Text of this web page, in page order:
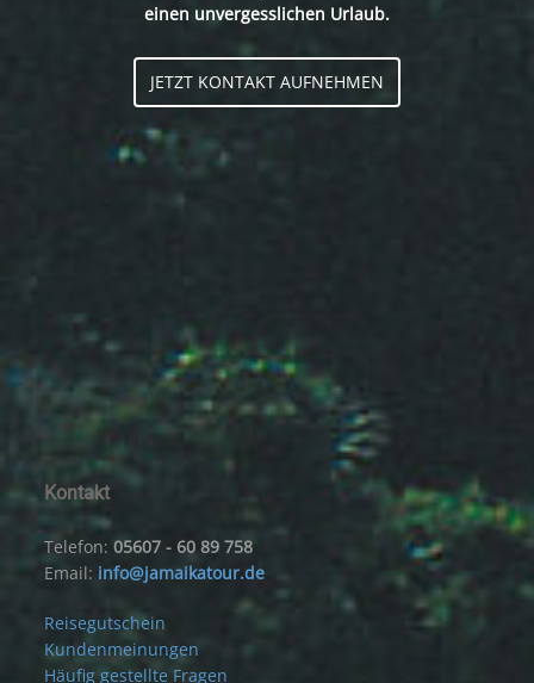
einen unvergesslichen Urlaub.
JETZT KONTAKT AUFNEHMEN
Kontakt
Telefon:05607 - 60 89 758
Email: info@jamaikatour.de
Reisegutschein
Kundenmeinungen
Häufig gestellte Fragen